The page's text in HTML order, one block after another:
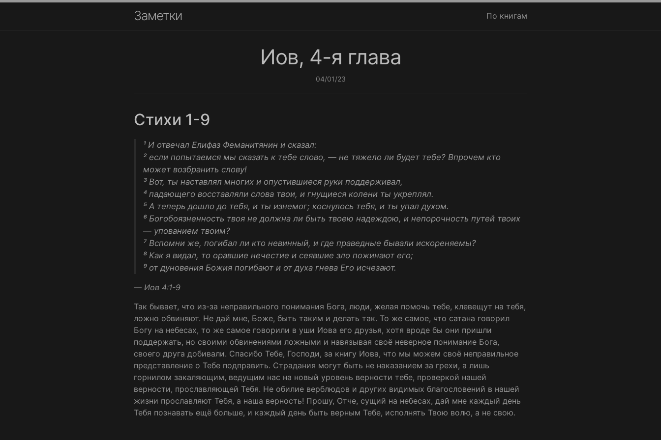
Заметки По книгам
Иов, 4-я глава
04/01/23
Стихи 1-9
¹ И отвечал Елифаз Феманитянин и сказал:
² если попытаемся мы сказать к тебе слово, — не тяжело ли будет тебе? Впрочем кто
может возбранить слову!
³ Вот, ты наставлял многих и опустившиеся руки поддерживал,
⁴ падающего восставляли слова твои, и гнущиеся колени ты укреплял.
⁵ А теперь дошло до тебя, и ты изнемог; коснулось тебя, и ты упал духом.
⁶ Богобоязненность твоя не должна ли быть твоею надеждою, и непорочность путей твоих
— упованием твоим?
⁷ Вспомни же, погибал ли кто невинный, и где праведные бывали искореняемы?
⁸ Как я видал, то оравшие нечестие и сеявшие зло пожинают его;
⁹ от дуновения Божия погибают и от духа гнева Его исчезают.
— Иов 4:1-9
Так бывает, что из-за неправильного понимания Бога, люди, желая помочь тебе, клевещут на тебя,
ложно обвиняют. Не дай мне, Боже, быть таким и делать так. То же самое, что сатана говорил
Богу на небесах, то же самое говорили в уши Иова его друзья, хотя вроде бы они пришли
поддержать, но своими обвинениями ложными и навязывая своё неверное понимание Бога,
своего друга добивали. Спасибо Тебе, Господи, за книгу Иова, что мы можем своё неправильное
представление о Тебе подправить. Страдания могут быть не наказанием за грехи, а лишь
горнилом закаляющим, ведущим нас на новый уровень верности тебе, проверкой нашей
верности, прославляющей Тебя. Не обилие верблюдов и других видимых благословений в нашей
жизни прославляют Тебя, а наша верность! Прошу, Отче, сущий на небесах, дай мне каждый день
Тебя познавать ещё больше, и каждый день быть верным Тебе, исполнять Твою волю, а не свою.